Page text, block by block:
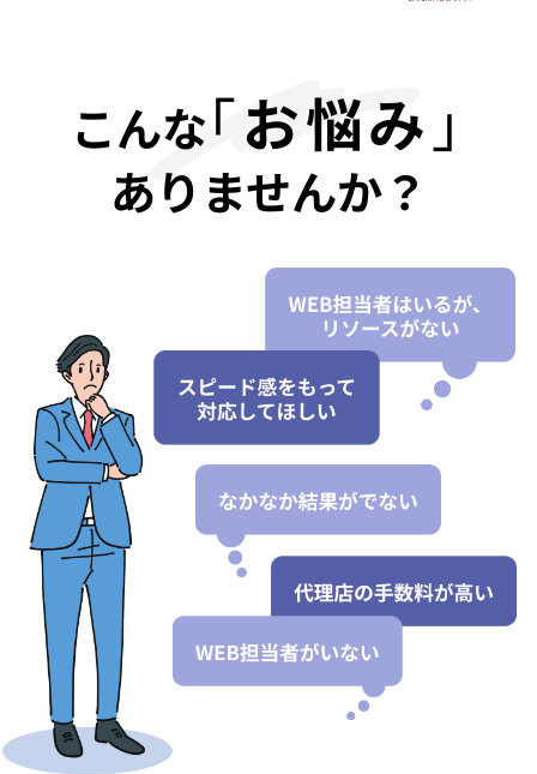
こんな｢お悩み ｣
ありませんか？